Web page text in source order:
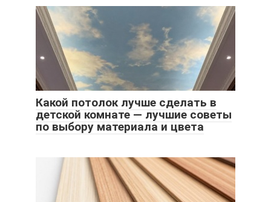
Какой потолок лучше сделать в
детской комнате — лучшие советы
по выбору материала и цвета